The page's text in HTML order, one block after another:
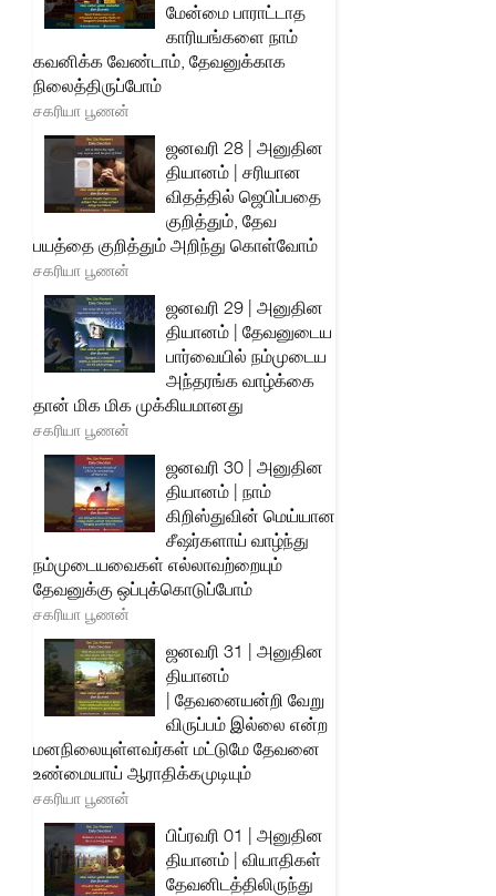
மேன்மை பாராட்டாத
காரியங்களை நாம்
கவனிக்க வேண்டாம், தேவனுக்காக
நிலைத்திருப்போம்
சகரியா பூணன்
ஜனவரி 28 | அனுதின
தியானம் | சரியான
விதத்தில் ஜெபிப்பதை
குறித்தும், தேவ
பயத்தை குறித்தும் அறிந்து கொள்வோம்
சகரியா பூணன்
ஜனவரி 29 | அனுதின
தியானம் | தேவனுடைய
பார்வையில் நம்முடைய
அந்தரங்க வாழ்க்கை
தான் மிக மிக முக்கியமானது
சகரியா பூணன்
ஜனவரி 30 | அனுதின
தியானம் | நாம்
கிறிஸ்துவின் மெய்யான
சீஷர்களாய் வாழ்ந்து
நம்முடையவைகள் எல்லாவற்றையும்
தேவனுக்கு ஒப்புக்கொடுப்போம்
சகரியா பூணன்
ஜனவரி 31 | அனுதின
தியானம்
| தேவனையன்றி வேறு
விருப்பம் இல்லை என்ற
மனநிலையுள்ளவர்கள் மட்டுமே தேவனை
உண்மையாய் ஆராதிக்கமுடியும்
சகரியா பூணன்
பிப்ரவரி 01 | அனுதின
தியானம் | வியாதிகள்
தேவனிடத்திலிருந்து